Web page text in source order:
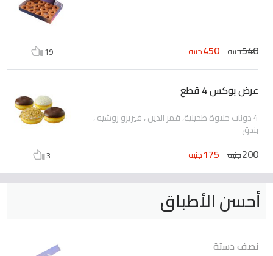
540جنيه 450جنيه 19
عرض بوكس 4 قطع
4 دونات حلاوة طحينية، قمر الدين ، فيريرو روشيه ،
بندق
200جنيه 175جنيه 3
أحسن الأطباق
نصف دستة